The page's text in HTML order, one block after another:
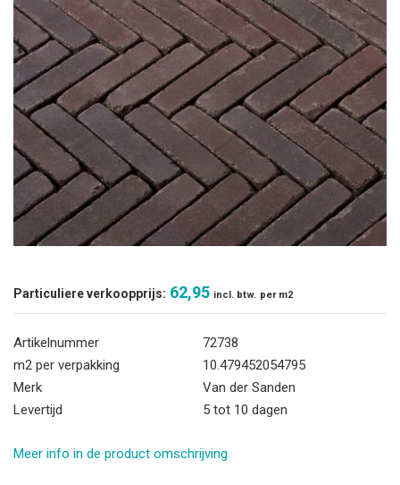
Particuliere verkoopprijs: 62,95 incl. btw. per m2
Artikelnummer
72738
m2 per verpakking
10.479452054795
Merk
Van der Sanden
Levertijd
5 tot 10 dagen
Meer info in de product omschrijving